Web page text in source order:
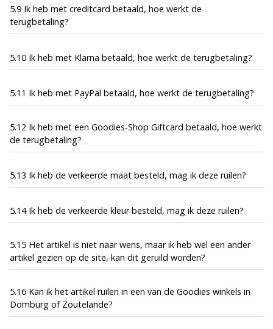
5.9 Ik heb met creditcard betaald, hoe werkt de
terugbetaling?
5.10 Ik heb met Klarna betaald, hoe werkt de terugbetaling?
5.11 Ik heb met PayPal betaald, hoe werkt de terugbetaling?
5.12 Ik heb met een Goodies-Shop Giftcard betaald, hoe werkt
de terugbetaling?
5.13 Ik heb de verkeerde maat besteld, mag ik deze ruilen?
5.14 Ik heb de verkeerde kleur besteld, mag ik deze ruilen?
5.15 Het artikel is niet naar wens, maar ik heb wel een ander
artikel gezien op de site, kan dit geruild worden?
5.16 Kan ik het artikel ruilen in een van de Goodies winkels in
Domburg of Zoutelande?